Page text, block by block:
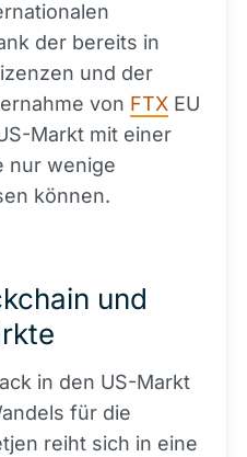
der bereits in
und der
von FTX EU
Markt mit einer
nur wenige
können.
und
in den US-Markt
für die
reiht sich in eine